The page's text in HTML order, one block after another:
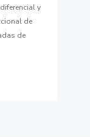
y
de
de